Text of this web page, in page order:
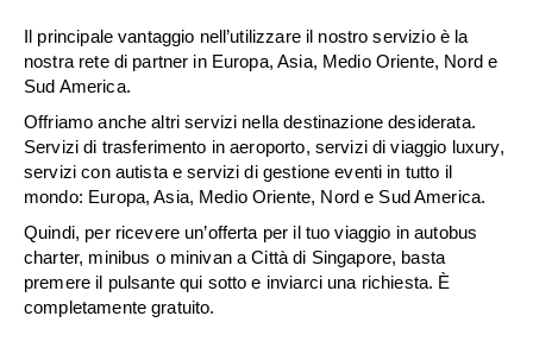
Il principale vantaggio nell’utilizzare il nostro servizio è la
nostra rete di partner in Europa, Asia, Medio Oriente, Nord e
Sud America.
Offriamo anche altri servizi nella destinazione desiderata.
Servizi di trasferimento in aeroporto, servizi di viaggio luxury,
servizi con autista e servizi di gestione eventi in tutto il
mondo: Europa, Asia, Medio Oriente, Nord e Sud America.
Quindi, per ricevere un’offerta per il tuo viaggio in autobus
charter, minibus o minivan a Città di Singapore, basta
premere il pulsante qui sotto e inviarci una richiesta. È
completamente gratuito.